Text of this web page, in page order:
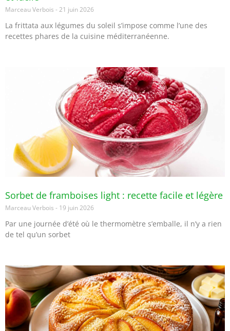
Marceau Verbois 21 juin 2026
La frittata aux légumes du soleil s’impose comme l’une des
recettes phares de la cuisine méditerranéenne.
Sorbet de framboises light : recette facile et légère
Marceau Verbois 19 juin 2026
Par une journée d’été où le thermomètre s’emballe, il n’y a rien
de tel qu’un sorbet